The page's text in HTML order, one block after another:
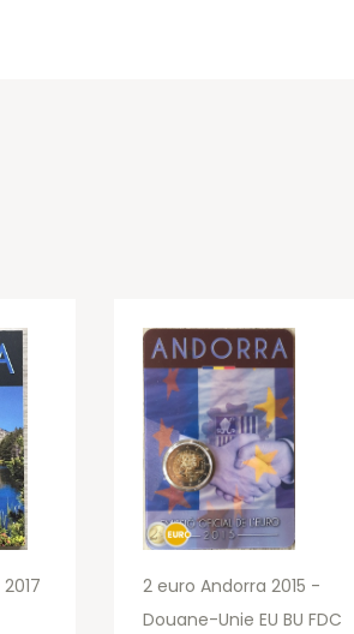
2 euro Andorra 2015 -
Douane-Unie EU BU FDC